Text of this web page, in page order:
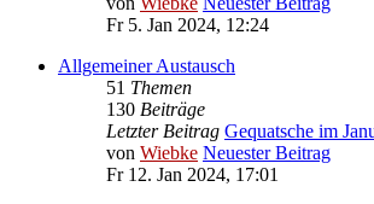
Fr 5. Jan 2024, 12:24
Allgemeiner Austausch
51 Themen
130 Beiträge
Letzter Beitrag Gequatsche im
von Wiebke Neuester Beitrag
Fr 12. Jan 2024, 17:01